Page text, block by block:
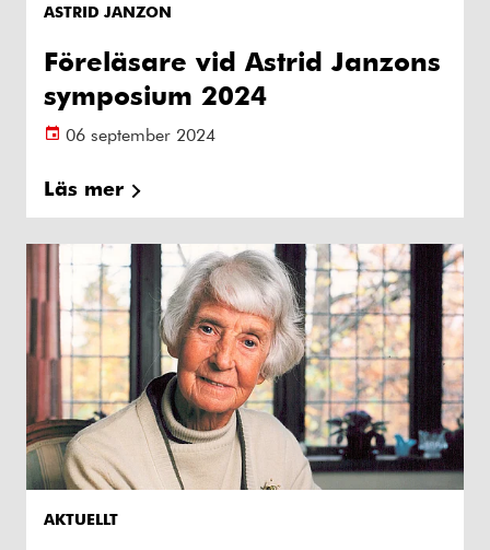
ASTRID JANZON
Föreläsare vid Astrid Janzons
symposium 2024
06 september 2024
Läs mer
AKTUELLT